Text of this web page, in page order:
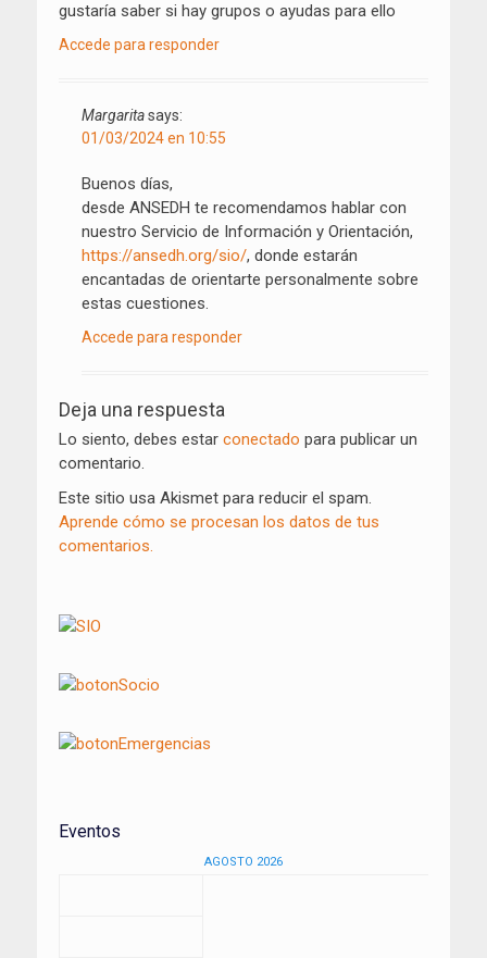
gustaría saber si hay grupos o ayudas para ello
Accede para responder
Margaritasays:
01/03/2024 en 10:55
Buenos días,
desde ANSEDH te recomendamos hablar con
nuestro Servicio de Información y Orientación,
https://ansedh.org/sio/, donde estarán
encantadas de orientarte personalmente sobre
estas cuestiones.
Accede para responder
Deja una respuesta
Lo siento, debes estar conectado para publicar un
comentario.
Este sitio usa Akismet para reducir el spam.
Aprende cómo se procesan los datos de tus
comentarios.
Eventos
AGOSTO 2026